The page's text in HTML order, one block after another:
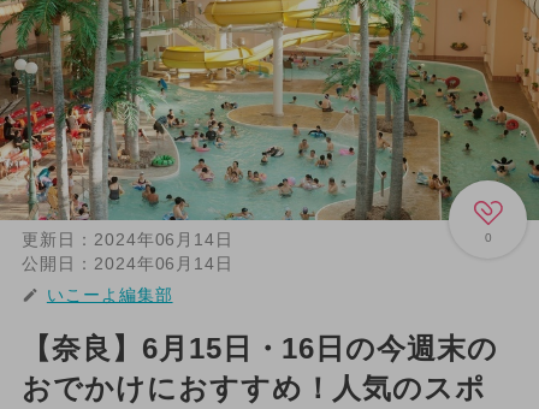
0
更新日： 2024年06月14日
公開日： 2024年06月14日
いこーよ編集部
【奈良】6月15日・16日の今週末の
おでかけにおすすめ！人気のスポ